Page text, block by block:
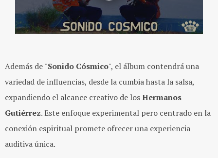
Además de "Sonido Cósmico", el álbum contendrá una
variedad de influencias, desde la cumbia hasta la salsa,
expandiendo el alcance creativo de losHermanos
Gutiérrez. Este enfoque experimental pero centrado en la
conexión espiritual promete ofrecer una experiencia
auditiva única.